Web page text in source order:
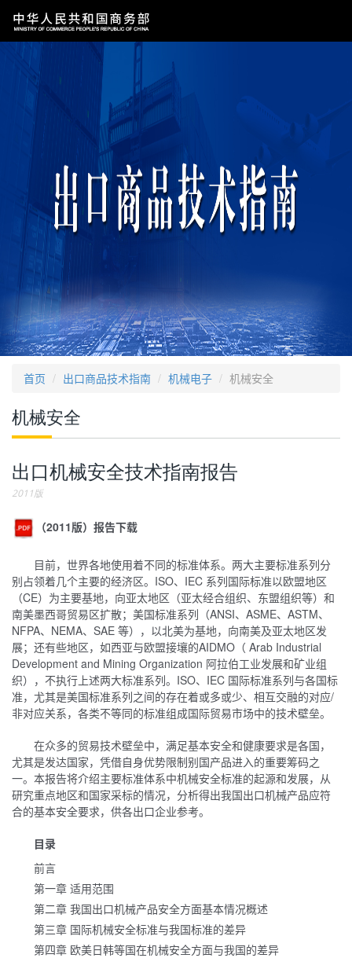
首页 出口商品技术指南 机械电子 机械安全
机械安全
出口机械安全技术指南报告
2011版
（2011版）报告下载
目前，世界各地使用着不同的标准体系。两大主要标准系列分
别占领着几个主要的经济区。ISO、IEC 系列国际标准以欧盟地区
（CE）为主要基地，向亚太地区（亚太经合组织、东盟组织等）和
南美墨西哥贸易区扩散；美国标准系列（ANSI、ASME、ASTM、
NFPA、NEMA、SAE 等），以北美为基地，向南美及亚太地区发
展；还有些地区，如西亚与欧盟接壤的AIDMO（ Arab Industrial
Development and Mining Organization 阿拉伯工业发展和矿业组
织），不执行上述两大标准系列。ISO、IEC 国际标准系列与各国标
准，尤其是美国标准系列之间的存在着或多或少、相互交融的对应/
非对应关系，各类不等同的标准组成国际贸易市场中的技术壁垒。
在众多的贸易技术壁垒中，满足基本安全和健康要求是各国，
尤其是发达国家，凭借自身优势限制别国产品进入的重要筹码之
一。本报告将介绍主要标准体系中机械安全标准的起源和发展，从
研究重点地区和国家采标的情况，分析得出我国出口机械产品应符
合的基本安全要求，供各出口企业参考。
目录
前言
第一章 适用范围
第二章 我国出口机械产品安全方面基本情况概述
第三章 国际机械安全标准与我国标准的差异
第四章 欧美日韩等国在机械安全方面与我国的差异